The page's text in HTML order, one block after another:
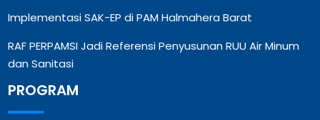
Implementasi SAK-EP di PAM Halmahera Barat
RAF PERPAMSI Jadi Referensi Penyusunan RUU Air Minum
dan Sanitasi
PROGRAM